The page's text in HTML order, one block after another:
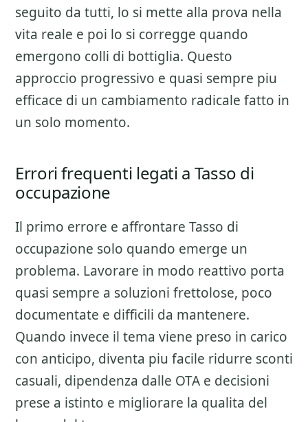
seguito da tutti, lo si mette alla prova nella
vita reale e poi lo si corregge quando
emergono colli di bottiglia. Questo
approccio progressivo e quasi sempre piu
efficace di un cambiamento radicale fatto in
un solo momento.
Errori frequenti legati a Tasso di
occupazione
Il primo errore e affrontare Tasso di
occupazione solo quando emerge un
problema. Lavorare in modo reattivo porta
quasi sempre a soluzioni frettolose, poco
documentate e difficili da mantenere.
Quando invece il tema viene preso in carico
con anticipo, diventa piu facile ridurre sconti
casuali, dipendenza dalle OTA e decisioni
prese a istinto e migliorare la qualita del